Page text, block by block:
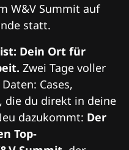
W&V Summit auf
statt.
ist: Dein Ort für
Zwei Tage voller
Cases,
die du direkt in deine
dazukommt: Der
Top-